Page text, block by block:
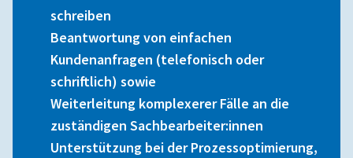
schreiben
Beantwortung von einfachen
Kundenanfragen (telefonisch oder
schriftlich) sowie
Weiterleitung komplexerer Fälle an die
zuständigen Sachbearbeiter:innen
Unterstützung bei der Prozessoptimierung,